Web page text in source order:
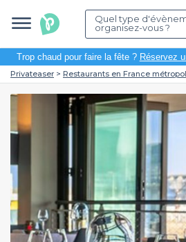
Quel type
organisez-vous ?
Trop chaud pour faire la fête ? Réservez
Privateaser Restaurants en France